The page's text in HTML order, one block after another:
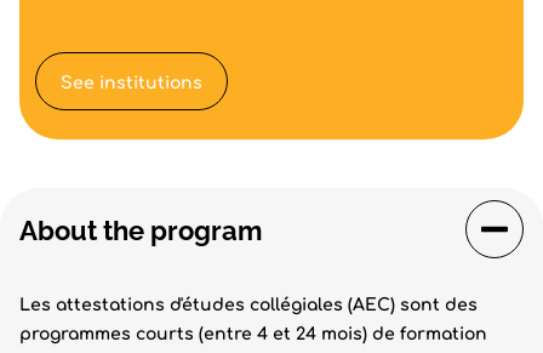
About the program
Les attestations d'études collégiales (AEC) sont des
programmes courts (entre 4 et 24 mois) de formation
See institutions